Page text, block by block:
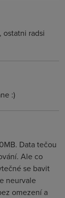
ostatni radsi
:)
Data tečou
Ale co
se bavit
neurvale
omezení a